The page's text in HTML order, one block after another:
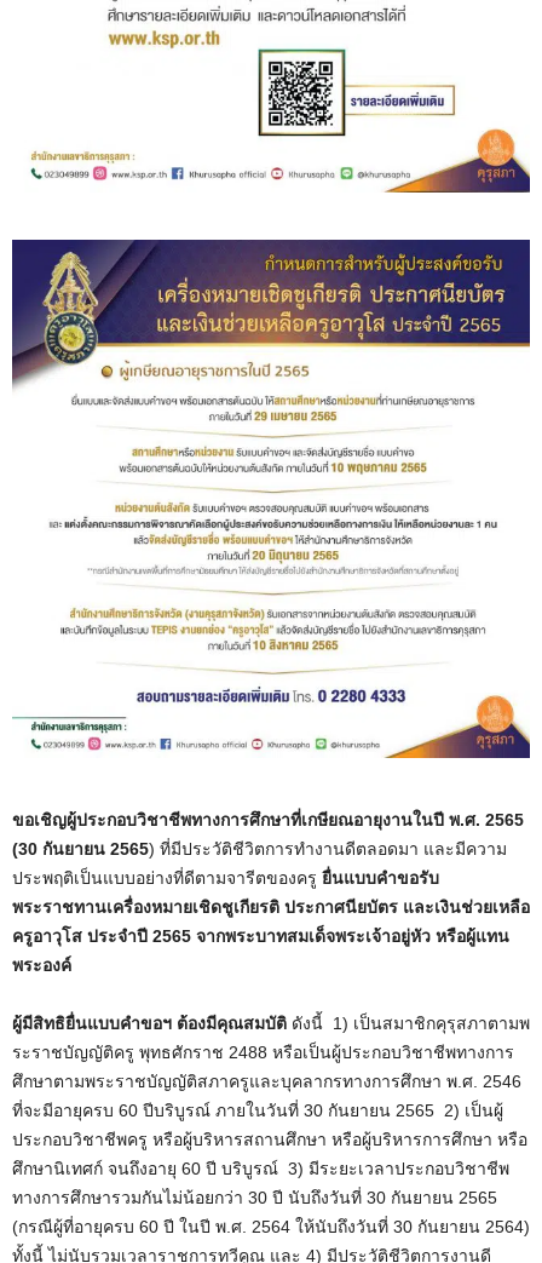
ขอเชิญผู้ประกอบวิชาชีพทางการศึกษาที่เกษียณอายุงานในปี พ.ศ. 2565
(30 กันยายน 2565) ที่มีประวัติชีวิตการทำงานดีตลอดมา และมีความ
ประพฤติเป็นแบบอย่างที่ดีตามจารีตของครู ยื่นแบบคำขอรับ
พระราชทานเครื่องหมายเชิดชูเกียรติ ประกาศนียบัตร และเงินช่วยเหลือ
ครูอาวุโส ประจำปี 2565 จากพระบาทสมเด็จพระเจ้าอยู่หัว หรือผู้แทน
พระองค์
ผู้มีสิทธิยื่นแบบคำขอฯ ต้องมีคุณสมบัติ ดังนี้ 1) เป็นสมาชิกคุรุสภาตามพ
ระราชบัญญัติครู พุทธศักราช 2488 หรือเป็นผู้ประกอบวิชาชีพทางการ
ศึกษาตามพระราชบัญญัติสภาครูและบุคลากรทางการศึกษา พ.ศ. 2546
ที่จะมีอายุครบ 60 ปีบริบูรณ์ ภายในวันที่ 30 กันยายน 2565 2) เป็นผู้
ประกอบวิชาชีพครู หรือผู้บริหารสถานศึกษา หรือผู้บริหารการศึกษา หรือ
ศึกษานิเทศก์ จนถึงอายุ 60 ปี บริบูรณ์ 3) มีระยะเวลาประกอบวิชาชีพ
ทางการศึกษารวมกันไม่น้อยกว่า 30 ปี นับถึงวันที่ 30 กันยายน 2565
(กรณีผู้ที่อายุครบ 60 ปี ในปี พ.ศ. 2564 ให้นับถึงวันที่ 30 กันยายน 2564)
ทั้งนี้ ไม่นับรวมเวลาราชการทวีคูณ และ 4) มีประวัติชีวิตการงานดี